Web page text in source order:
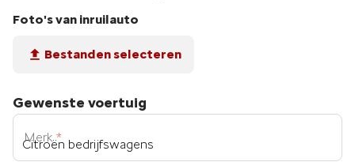
Foto's van inruilauto
Bestandenselecteren
Gewenste voertuig
Merk*